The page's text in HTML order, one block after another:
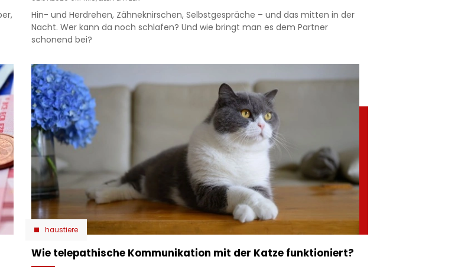
Hin- und Herdrehen, Zähneknirschen, Selbstgespräche – und das mitten in der
Nacht. Wer kann da noch schlafen? Und wie bringt man es dem Partner
schonend bei?
haustiere
Wie telepathische Kommunikation mit der Katze funktioniert?